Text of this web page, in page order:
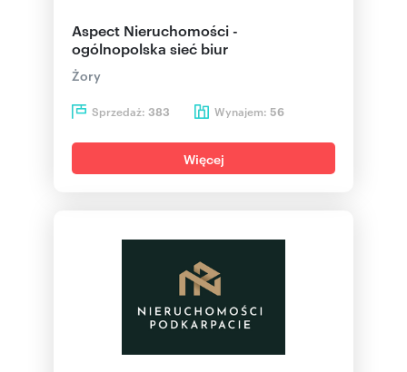
Aspect Nieruchomości -
ogólnopolska sieć biur
Żory
Sprzedaż: 383 Wynajem: 56
Więcej